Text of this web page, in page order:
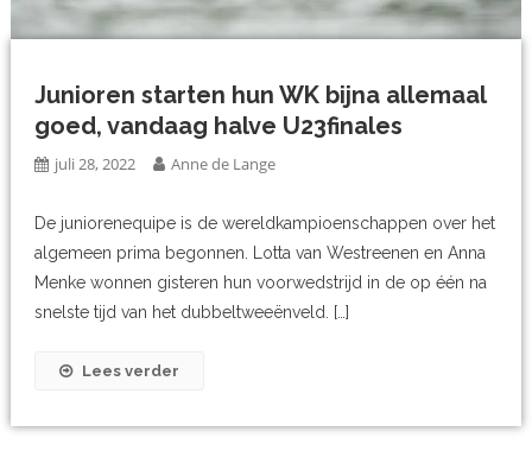
Junioren starten hun WK bijna allemaal
goed, vandaag halve U23finales
juli 28, 2022 Anne de Lange
De juniorenequipe is de wereldkampioenschappen over het
algemeen prima begonnen. Lotta van Westreenen en Anna
Menke wonnen gisteren hun voorwedstrijd in de op één na
snelste tijd van het dubbeltweeënveld. […]
Lees verder